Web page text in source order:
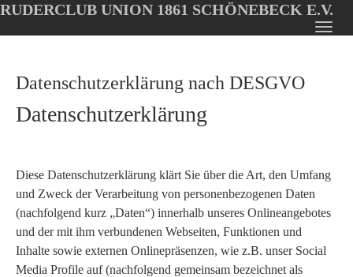
Oops, an error occurred! Code: 2026080707260400232054
main
RUDERCLUB UNION 1861 SCHÖNEBECK E.V.
Datenschutzerklärung nach DESGVO
Datenschutzerklärung
Diese Datenschutzerklärung klärt Sie über die Art, den Umfang
und Zweck der Verarbeitung von personenbezogenen Daten
(nachfolgend kurz „Daten“) innerhalb unseres Onlineangebotes
und der mit ihm verbundenen Webseiten, Funktionen und
Inhalte sowie externen Onlinepräsenzen, wie z.B. unser Social
Media Profile auf (nachfolgend gemeinsam bezeichnet als